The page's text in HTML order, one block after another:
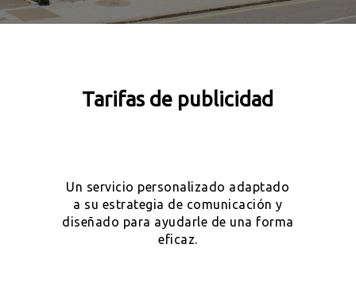
Tarifas de publicidad
Un servicio personalizado adaptado
a su estrategia de comunicación y
diseñado para ayudarle de una forma
eficaz.